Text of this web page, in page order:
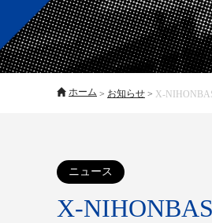
ホーム > お知らせ > X-
ニュース
X-